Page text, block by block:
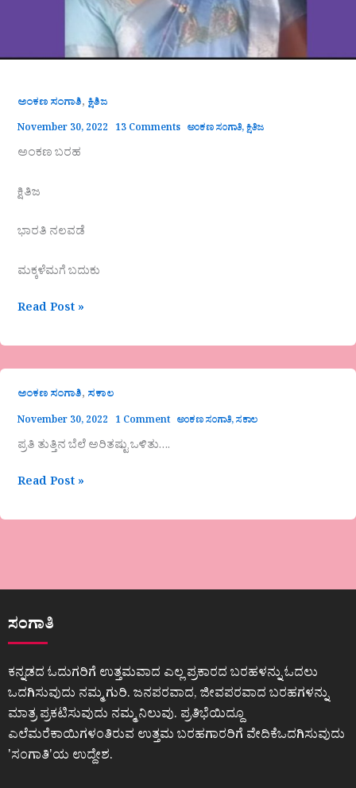
ಅಂಕಣ ಸಂಗಾತಿ, ಕ್ಷಿತಿಜ
November 30, 2022 13 Comments ಅಂಕಣ ಸಂಗಾತಿ,ಕ್ಷಿತಿಜ
ಅಂಕಣ ಬರಹ
ಕ್ಷಿತಿಜ
ಭಾರತಿ ನಲವಡೆ
ಮಕ್ಕಳೆಮಗೆ ಬದುಕು
Read Post »
ಅಂಕಣ ಸಂಗಾತಿ, ಸಕಾಲ
November 30, 2022 1 Comment ಅಂಕಣ ಸಂಗಾತಿ,ಸಕಾಲ
ಪ್ರತಿ ತುತ್ತಿನ ಬೆಲೆ ಅರಿತಷ್ಟು ಒಳಿತು….
Read Post »
ಸಂಗಾತಿ
ಕನ್ನಡದ ಓದುಗರಿಗೆ ಉತ್ತಮವಾದ ಎಲ್ಲ ಪ್ರಕಾರದ ಬರಹಳನ್ನು ಓದಲು
ಒದಗಿಸುವುದು ನಮ್ಮ ಗುರಿ. ಜನಪರವಾದ, ಜೀವಪರವಾದ ಬರಹಗಳನ್ನು
ಮಾತ್ರ ಪ್ರಕಟಿಸುವುದು ನಮ್ಮ ನಿಲುವು. ಪ್ರತಿಭೆಯಿದ್ದೂ
ಎಲೆಮರೆಕಾಯಿಗಳಂತಿರುವ ಉತ್ತಮ ಬರಹಗಾರರಿಗೆ ವೇದಿಕೆಒದಗಿಸುವುದು
ʼಸಂಗಾತಿʼಯ ಉದ್ದೇಶ.